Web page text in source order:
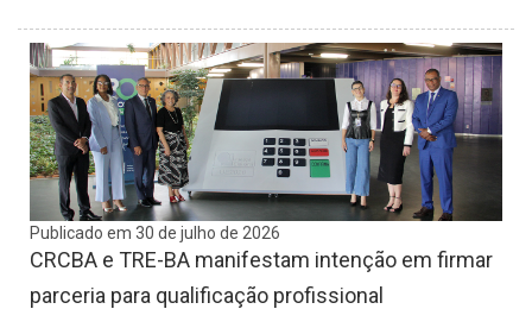
Publicado em 30 de julho de 2026
CRCBA e TRE-BA manifestam intenção em firmar
parceria para qualificação profissional